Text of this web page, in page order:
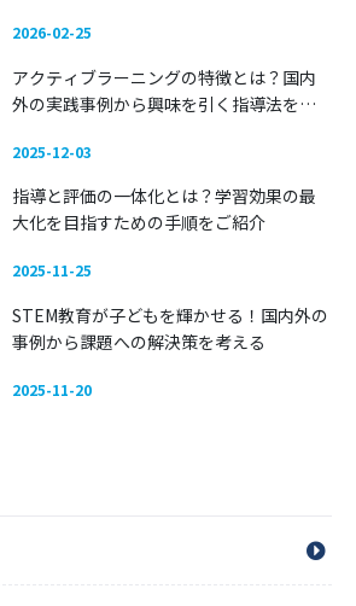
等学校
2026-02-25
アクティブラーニングの特徴とは？国内
外の実践事例から興味を引く指導法を考
2025-12-03
指導と評価の一体化とは？学習効果の最
大化を目指すための手順をご紹介
2025-11-25
STEM教育が子どもを輝かせる！国内外の
事例から課題への解決策を考える
2025-11-20